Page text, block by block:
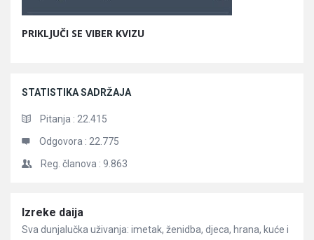
PRIKLJUČI SE VIBER KVIZU
STATISTIKA SADRŽAJA
Pitanja : 22.415
Odgovora : 22.775
Reg. članova : 9.863
Članci
Izreke daija
Sva dunjalučka uživanja: imetak, ženidba, djeca, hrana, kuće i